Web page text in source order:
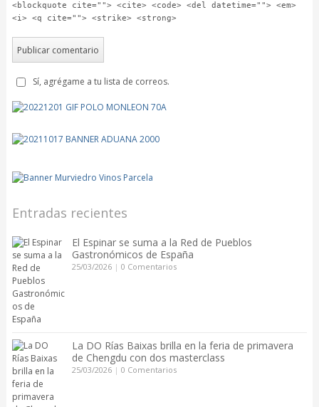
<blockquote cite=""> <cite> <code> <del datetime=""> <em>
<i> <q cite=""> <strike> <strong>
Sí, agrégame a tu lista de correos.
Entradas recientes
El Espinar se suma a la Red de Pueblos
Gastronómicos de España
25/03/2026| 0 Comentarios
La DO Rías Baixas brilla en la feria de primavera
de Chengdu con dos masterclass
25/03/2026| 0 Comentarios